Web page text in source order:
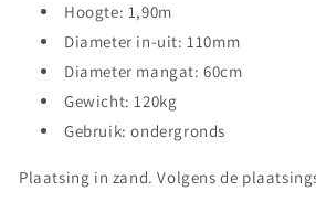
Hoogte: 1,90m
Diameter in-uit: 110mm
Diameter mangat: 60cm
Gewicht: 120kg
Gebruik: ondergronds
Plaatsing in zand. Volgens de